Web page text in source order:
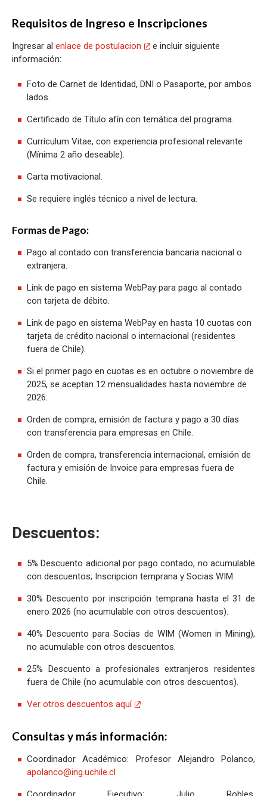
Requisitos de Ingreso e Inscripciones
Ingresar al enlace de postulacion
e incluir siguiente
información:
Foto de Carnet de Identidad, DNI o Pasaporte, por ambos
lados.
Certificado de Título afín con temática del programa.
Currículum Vitae, con experiencia profesional relevante
(Mínima 2 año deseable).
Carta motivacional.
Se requiere inglés técnico a nivel de lectura.
Formas de Pago:
Pago al contado con transferencia bancaria nacional o
extranjera.
Link de pago en sistema WebPay para pago al contado
con tarjeta de débito.
Link de pago en sistema WebPay en hasta 10 cuotas con
tarjeta de crédito nacional o internacional (residentes
fuera de Chile).
Si el primer pago en cuotas es en octubre o noviembre de
2025, se aceptan 12 mensualidades hasta noviembre de
2026.
Orden de compra, emisión de factura y pago a 30 días
con transferencia para empresas en Chile.
Orden de compra, transferencia internacional, emisión de
factura y emisión de Invoice para empresas fuera de
Chile.
Descuentos:
5% Descuento adicional por pago contado, no acumulable
con descuentos; Inscripcion temprana y Socias WIM.
30% Descuento por inscripción temprana hasta el 31 de
enero 2026 (no acumulable con otros descuentos).
40% Descuento para Socias de WIM (Women in Mining),
no acumulable con otros descuentos.
25% Descuento a profesionales extranjeros residentes
fuera de Chile (no acumulable con otros descuentos).
Ver otros descuentos aquí
Consultas y más información:
Coordinador Académico: Profesor Alejandro Polanco,
apolanco@ing.uchile.cl